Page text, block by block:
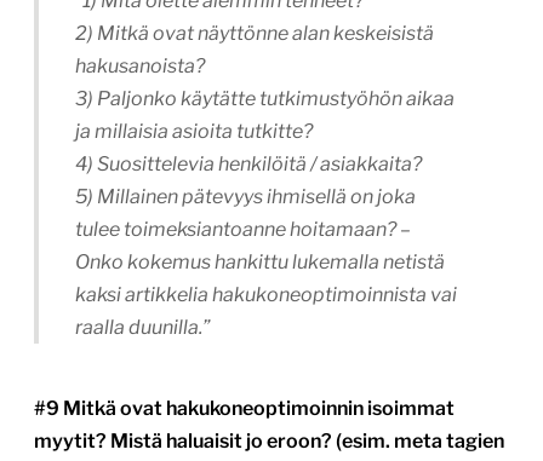
2) Mitkä ovat näyttönne alan keskeisistä
hakusanoista?
3) Paljonko käytätte tutkimustyöhön aikaa
ja millaisia asioita tutkitte?
4) Suosittelevia henkilöitä / asiakkaita?
5) Millainen pätevyys ihmisellä on joka
tulee toimeksiantoanne hoitamaan? –
Onko kokemus hankittu lukemalla netistä
kaksi artikkelia hakukoneoptimoinnista vai
raalla duunilla.”
#9 Mitkä ovat hakukoneoptimoinnin isoimmat
myytit? Mistä haluaisit jo eroon? (esim. meta tagien